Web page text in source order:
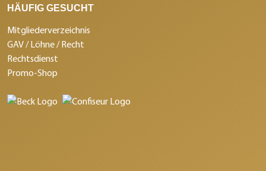
HÄUFIG GESUCHT
Mitgliederverzeichnis
GAV / Löhne / Recht
Rechtsdienst
Promo-Shop